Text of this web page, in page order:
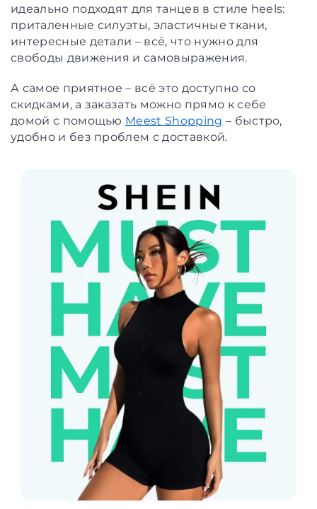
идеально подходят для танцев в стиле heels:
приталенные силуэты, эластичные ткани,
интересные детали – всё, что нужно для
свободы движения и самовыражения.
А самое приятное – всё это доступно со
скидками, а заказать можно прямо к себе
домой с помощью Meest Shopping – быстро,
удобно и без проблем с доставкой.